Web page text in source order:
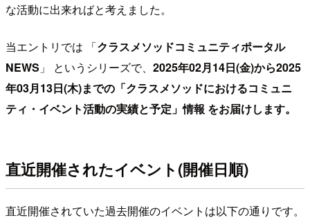
な活動に出来ればと考えました。
当エントリでは 「クラスメソッドコミュニティポータル
NEWS 」 というシリーズで、 2025年02月14日(金)から2025
年03月13日(木)までの「クラスメソッドにおけるコミュニ
ティ・イベント活動の実績と予定」情報 をお届けします。
直近開催されたイベント(開催日順)
直近開催されていた過去開催のイベントは以下の通りです。